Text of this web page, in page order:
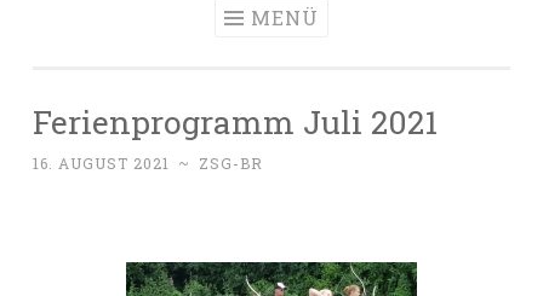
MENÜ
Ferienprogramm Juli 2021
16. AUGUST 2021 ~ ZSG-BR